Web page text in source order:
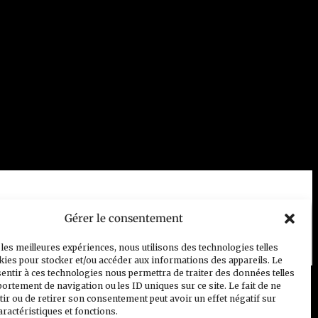
Gérer le consentement
meilleures expériences, nous utilisons des technologies telles
pour stocker et/ou accéder aux informations des appareils. Le
à ces technologies nous permettra de traiter des données telles
de navigation ou les ID uniques sur ce site. Le fait de ne
ou de retirer son consentement peut avoir un effet négatif sur
et fonctions.
Contact Politique de cookies (UE)